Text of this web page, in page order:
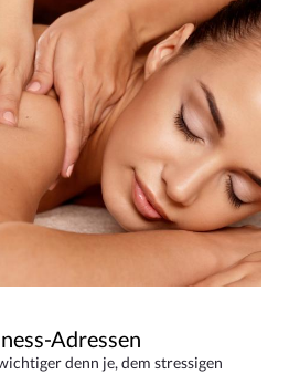
Adressen
denn je, dem stressigen